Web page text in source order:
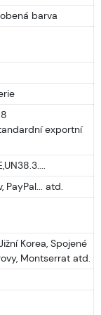
barva
exportní
PayPal... atd.
Korea, Spojené
Montserrat atd.